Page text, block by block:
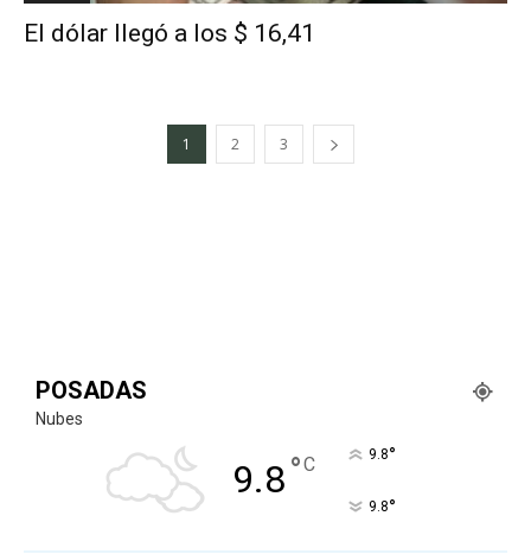
El dólar llegó a los $ 16,41
1 2 3
POSADAS
Nubes
9.8°C 9.8°
9.8°